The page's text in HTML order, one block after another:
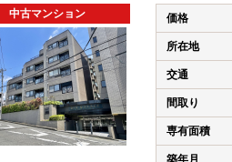
中古マンション 価格
所在地
交通
間取り
専有面積
築年月